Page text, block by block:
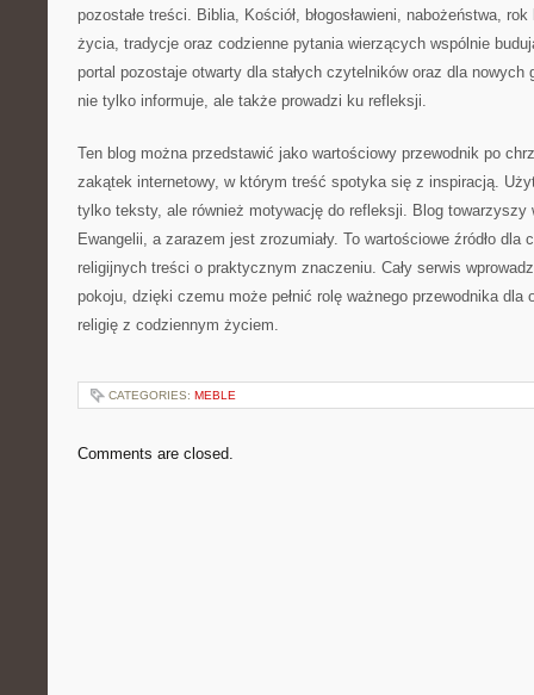
pozostałe treści. Biblia, Kościół, błogosławieni, nabożeństwa,
życia, tradycje oraz codzienne pytania wierzących wspólnie
portal pozostaje otwarty dla stałych czytelników oraz dla nowych
nie tylko informuje, ale także prowadzi ku refleksji.
Ten blog można przedstawić jako wartościowy przewodnik po
zakątek internetowy, w którym treść spotyka się z inspiracją.
tylko teksty, ale również motywację do refleksji. Blog towarzyszy
Ewangelii, a zarazem jest zrozumiały. To wartościowe źródło
religijnych treści o praktycznym znaczeniu. Cały serwis
pokoju, dzięki czemu może pełnić rolę ważnego przewodnika dla
religię z codziennym życiem.
CATEGORIES: MEBLE
Comments are closed.